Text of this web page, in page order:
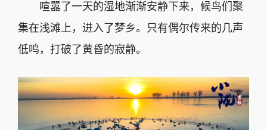
喧嚣了一天的湿地渐渐安静下来，候鸟们聚
集在浅滩上，进入了梦乡。只有偶尔传来的几声
低鸣，打破了黄昏的寂静。